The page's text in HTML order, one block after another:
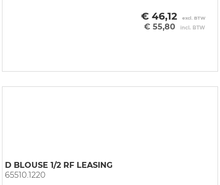
€ 46,12 excl. BTW
€ 55,80 incl. BTW
D BLOUSE 1/2 RF LEASING
65510.1220